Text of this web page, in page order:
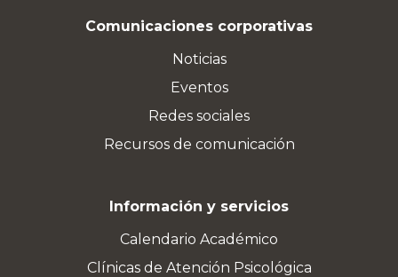
Comunicaciones corporativas
Noticias
Eventos
Redes sociales
Recursos de comunicación
Información y servicios
Calendario Académico
Clínicas de Atención Psicológica